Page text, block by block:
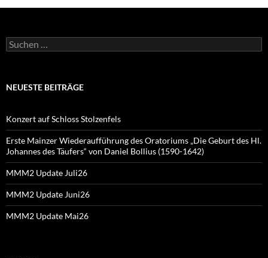
Suchen
nach:
NEUESTE BEITRÄGE
Konzert auf Schloss Stolzenfels
Erste Mainzer Wiederaufführung des Oratoriums „Die Geburt des Hl.
Johannes des Täufers“ von Daniel Bollius (1590-1642)
MMM2 Update Juli26
MMM2 Update Juni26
MMM2 Update Mai26